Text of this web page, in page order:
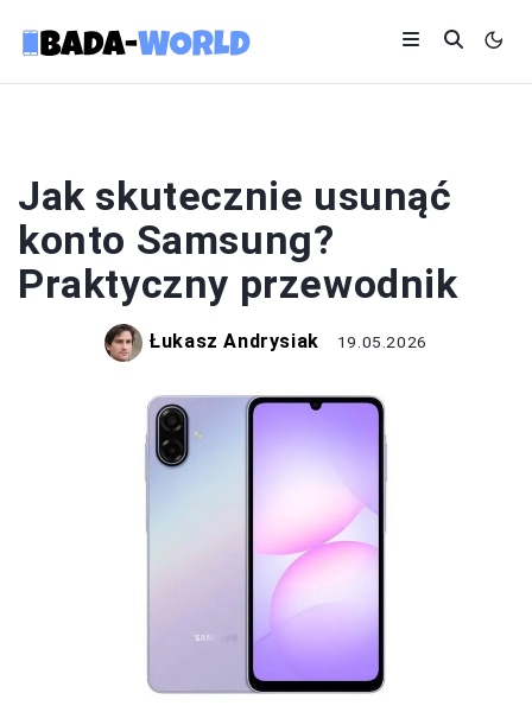
Jak skutecznie usunąć
konto Samsung?
Praktyczny przewodnik
Łukasz Andrysiak 19.05.2026